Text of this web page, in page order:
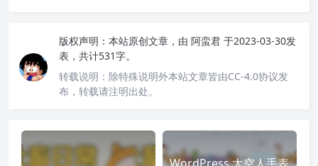
版权声明： 本站原创文章，由 阿蛮君 于2023-03-30发
表，共计531字。
转载说明： 除特殊说明外本站文章皆由CC-4.0协议发
布，转载请注明出处。